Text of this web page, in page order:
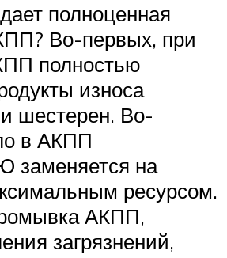
полноценная
Во-первых, при
полностью
износа
шестерен. Во-
в АКПП
на
ресурсом.
АКПП,
загрязнений,